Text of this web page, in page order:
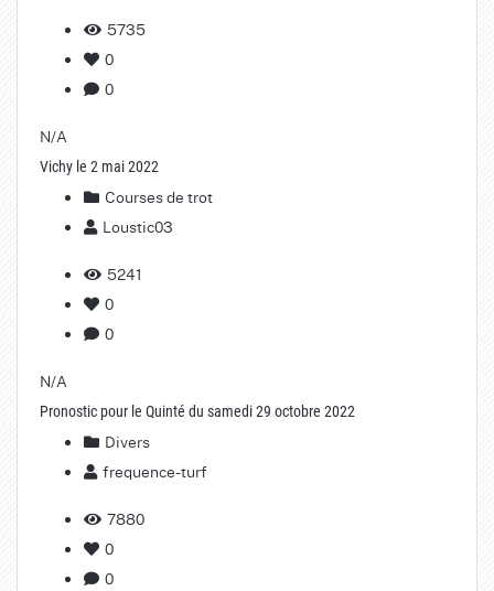
5735
0
0
N/A
Vichy le 2 mai 2022
Courses de trot
Loustic03
5241
0
0
N/A
Pronostic pour le Quinté du samedi 29 octobre 2022
Divers
frequence-turf
7880
0
0